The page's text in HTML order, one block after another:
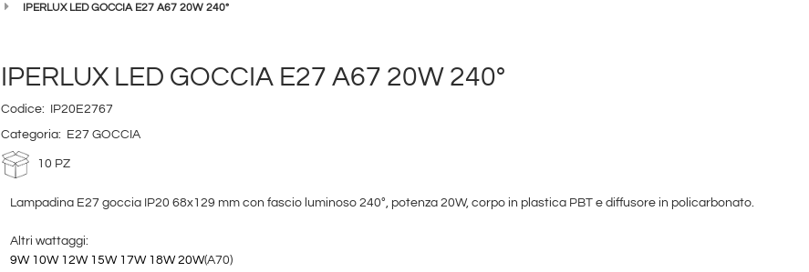
IPERLUX LED GOCCIA E27 A67 20W 240°
IPERLUX LED GOCCIA E27 A67 20W 240°
Codice: IP20E2767
Categoria: E27 GOCCIA
10 PZ
Lampadina E27 goccia IP20 68x129 mm con fascio luminoso 240°, potenza 20W, corpo in plastica PBT e diffusore in policarbonato.
Altri wattaggi:
9W 10W 12W 15W 17W 18W 20W(A70)